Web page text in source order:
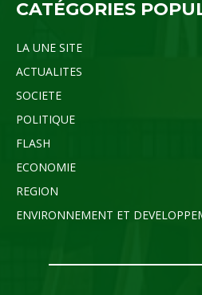
CATÉGORIES
LA UNE SITE
ACTUALITES
SOCIETE
POLITIQUE
FLASH
ECONOMIE
REGION
ENVIRONNEMENT ET